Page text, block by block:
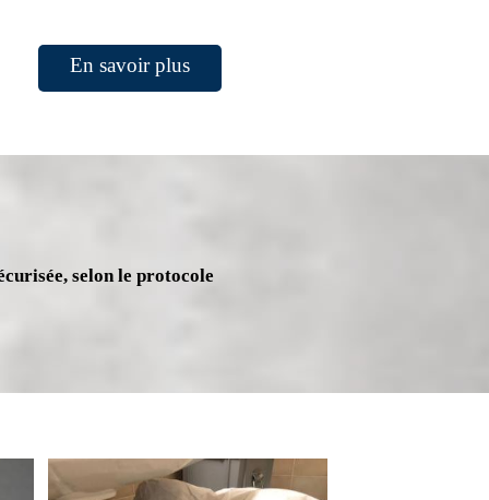
En savoir plus
selon le protocole